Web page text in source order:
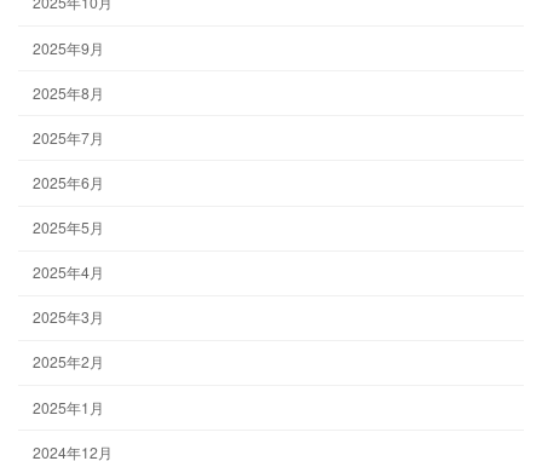
2025年9月
2025年8月
2025年7月
2025年6月
2025年5月
2025年4月
2025年3月
2025年2月
2025年1月
2024年12月